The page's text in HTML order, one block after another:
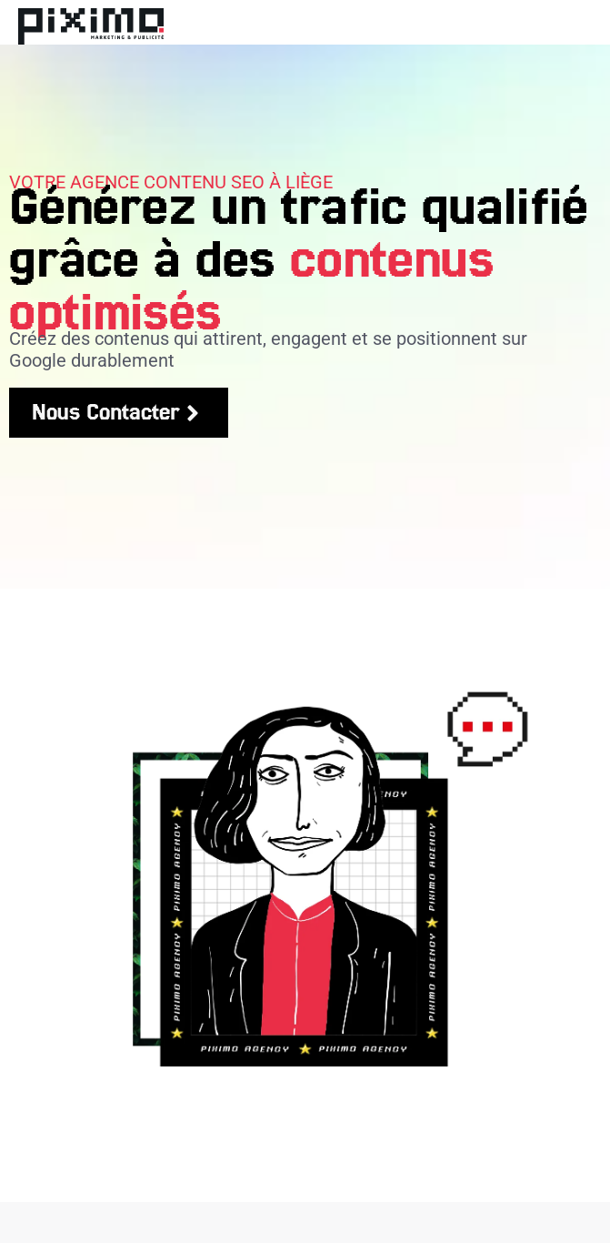
VOTRE AGENCE CONTENU SEO À LIÈGE
Générez un trafic qualifié
grâce à des contenus
optimisés
Créez des contenus qui attirent, engagent et se positionnent sur
Google durablement
Nous Contacter